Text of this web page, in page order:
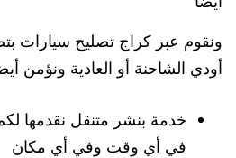
ونقوم عبر كراج تصليح سيارات
أودي الشاحنة أو العادية ونؤمن
خدمة بنشر متنقل نقدمها
في أي وقت وفي أي مكان